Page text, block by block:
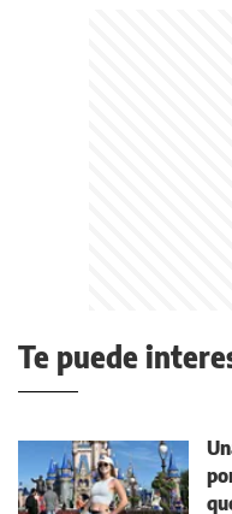
Te puede